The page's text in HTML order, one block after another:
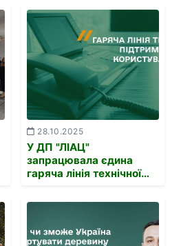
28.10.2025
У ДП "ЛІАЦ"
запрацювала єдина
гаряча лінія технічної